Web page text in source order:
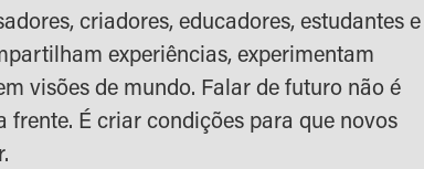
criadores, educadores, estudantes e
experiências, experimentam
visões de mundo. Falar de futuro não é
frente. É criar condições para que novos